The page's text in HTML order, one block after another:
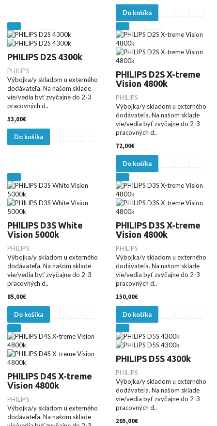
Do košíka
PHILIPS D2S 4300k
PHILIPS
Výbojka/y skladom u externého
dodávateľa. Na našom sklade
vie/vedia byť zvyčajne do 2-3
pracovných d..
53,00€
Do košíka
PHILIPS D2S X-treme
Vision 4800k
PHILIPS
Výbojka/y skladom u externého
dodávateľa. Na našom sklade
vie/vedia byť zvyčajne do 2-3
pracovných d..
72,00€
Do košíka
PHILIPS D3S White
Vision 5000k
PHILIPS
Výbojka/y skladom u externého
dodávateľa. Na našom sklade
vie/vedia byť zvyčajne do 2-3
pracovných d..
85,00€
Do košíka
PHILIPS D3S X-treme
Vision 4800k
PHILIPS
Výbojka/y skladom u externého
dodávateľa. Na našom sklade
vie/vedia byť zvyčajne do 2-3
pracovných d..
150,00€
Do košíka
PHILIPS D4S X-treme
Vision 4800k
PHILIPS
Výbojka/y skladom u externého
dodávateľa. Na našom sklade
PHILIPS D5S 4300k
PHILIPS
Výbojka/y skladom u externého
dodávateľa. Na našom sklade
vie/vedia byť zvyčajne do 2-3
pracovných d..
205,00€